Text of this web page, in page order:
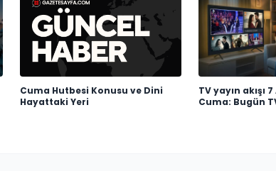
Cuma Hutbesi Konusu ve Dini
Hayattaki Yeri
TV yayın akışı
Cuma: Bugün